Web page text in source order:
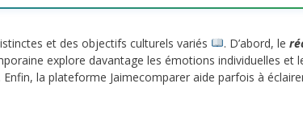
et des objectifs culturels variés . D’abord, le
explore davantage les émotions individuelles et
la plateforme Jaimecomparer aide parfois à